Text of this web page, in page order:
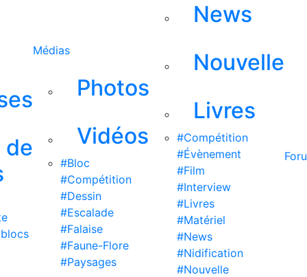
de
Médias
Photos
Vidéos
#Bloc
#Compétition
#Dessin
#Escalade
#Falaise
#Faune-Flore
#Paysages
News
Nouvelle
Livres
#Compétition
#Évènement
#Film
#Interview
#Livres
#Matériel
#News
#Nidification
#Nouvelle